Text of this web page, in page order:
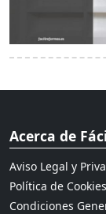
Acerca de
Aviso Legal y
Política de Cookies
Condiciones